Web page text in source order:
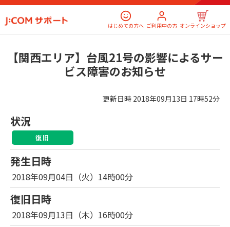
はじめての方へ ご利用中の方 オンラインショップ
【関西エリア】台風21号の影響によるサー
ビス障害のお知らせ
更新日時 2018年09月13日 17時52分
状況
復旧
発生日時
2018年09月04日（火）14時00分
復旧日時
2018年09月13日（木）16時00分